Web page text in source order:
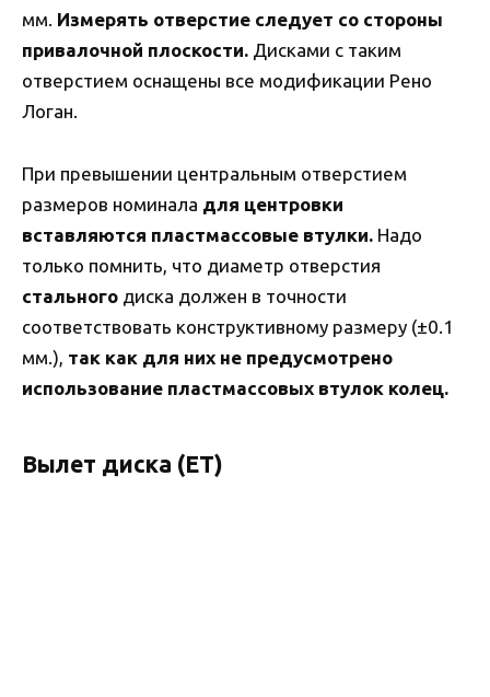
мм. Измерять отверстие следует со стороны
привалочной плоскости. Дисками с таким
отверстием оснащены все модификации Рено
Логан.
При превышении центральным отверстием
размеров номинала для центровки
вставляются пластмассовые втулки. Надо
только помнить, что диаметр отверстия
стального диска должен в точности
соответствовать конструктивному размеру (±0.1
мм.), так как для них не предусмотрено
использование пластмассовых втулок колец.
Вылет диска (ET)